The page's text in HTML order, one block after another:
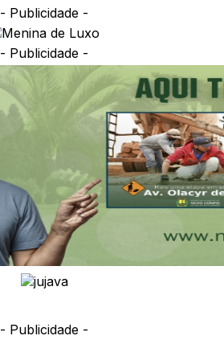
- Publicidade -
- Publicidade -
- Publicidade -